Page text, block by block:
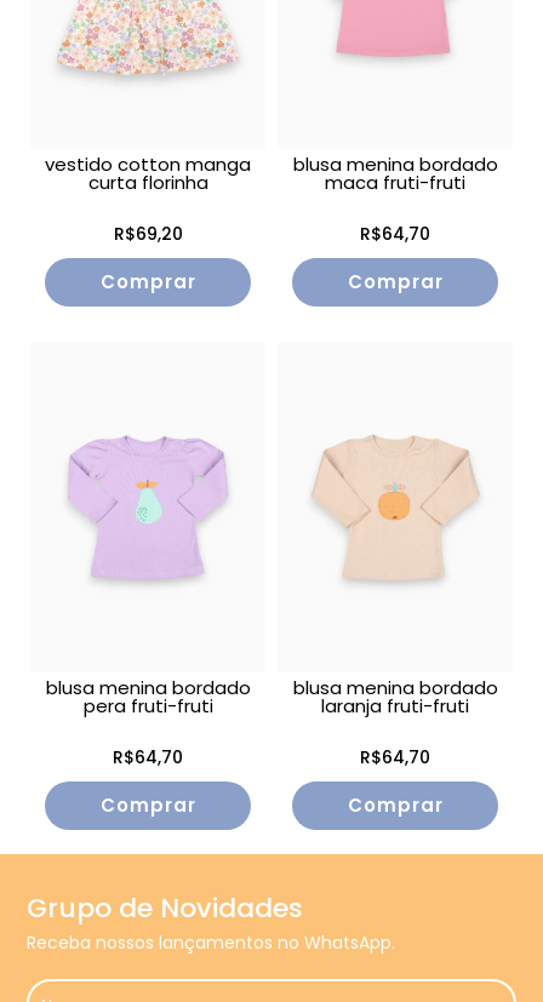
vestido cotton manga
curta florinha
R$69,20
Comprar
blusa menina bordado
maca fruti-fruti
R$64,70
Comprar
blusa menina bordado
pera fruti-fruti
R$64,70
Comprar
blusa menina bordado
laranja fruti-fruti
R$64,70
Comprar
Grupo de Novidades
Receba nossos lançamentos no WhatsApp.